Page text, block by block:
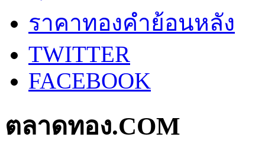
ราคาทองคำย้อนหลัง
TWITTER
FACEBOOK
ตลาดทอง.COM